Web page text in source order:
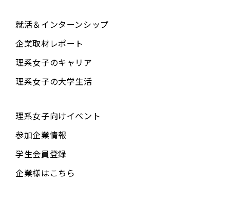
就活＆インターンシップ
企業取材レポート
理系女子のキャリア
理系女子の大学生活
理系女子向けイベント
参加企業情報
学生会員登録
企業様はこちら